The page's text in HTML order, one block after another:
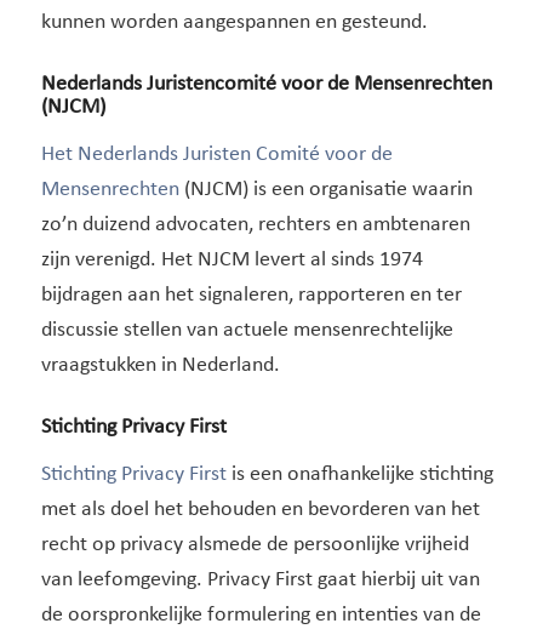
kunnen worden aangespannen en gesteund.
Nederlands Juristencomité voor de Mensenrechten
(NJCM)
Het Nederlands Juristen Comité voor de
Mensenrechten(NJCM) is een organisatie waarin
zo’n duizend advocaten, rechters en ambtenaren
zijn verenigd. Het NJCM levert al sinds 1974
bijdragen aan het signaleren, rapporteren en ter
discussie stellen van actuele mensenrechtelijke
vraagstukken in Nederland.
Stichting Privacy First
Stichting Privacy Firstis een onafhankelijke stichting
met als doel het behouden en bevorderen van het
recht op privacy alsmede de persoonlijke vrijheid
van leefomgeving. Privacy First gaat hierbij uit van
de oorspronkelijke formulering en intenties van de